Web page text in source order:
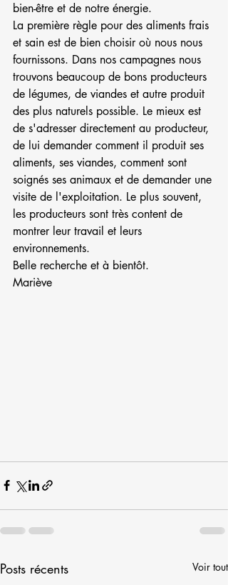
bien-être et de notre énergie.
La première règle pour des aliments frais
et sain est de bien choisir où nous nous
fournissons. Dans nos campagnes nous
trouvons beaucoup de bons producteurs
de légumes, de viandes et autre produit
des plus naturels possible. Le mieux est
de s'adresser directement au producteur,
de lui demander comment il produit ses
aliments, ses viandes, comment sont
soignés ses animaux et de demander une
visite de l'exploitation. Le plus souvent,
les producteurs sont très content de
montrer leur travail et leurs
environnements.
Belle recherche et à bientôt.
Mariève
Posts récents Voir tout